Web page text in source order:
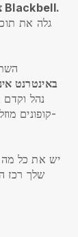
צפה מתאם החתונה שלך עסקים מקוונים לגדול עם Blackbell.
גלה את
באינטרנט
נהל
קופונים
שלך רכז